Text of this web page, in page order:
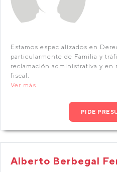
Estamos especializados en
particularmente de Familia y
reclamación administrativa y en
fiscal.
Ver más
PIDE
Alberto Berbegal